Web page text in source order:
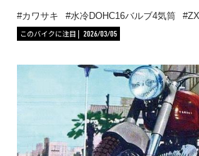
カワサキ 水冷DOHC16バルブ4気筒
このバイクに注目
2026/03/05